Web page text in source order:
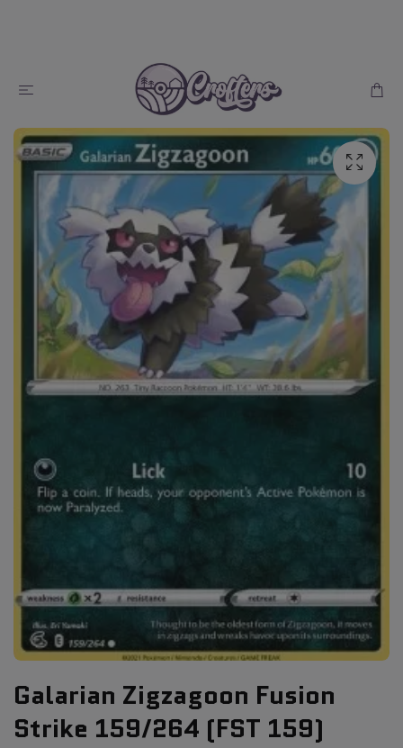
Galarian Zigzagoon Fusion
Strike 159/264 (FST 159)